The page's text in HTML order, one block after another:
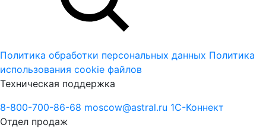
Политика обработки персональных данных Политика
использования cookie файлов
Техническая поддержка
8-800-700-86-68 moscow@astral.ru 1С-Коннект
Отдел продаж